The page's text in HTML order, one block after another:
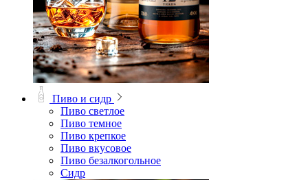
Пиво и сидр
Пиво светлое
Пиво темное
Пиво крепкое
Пиво вкусовое
Пиво безалкогольное
Сидр